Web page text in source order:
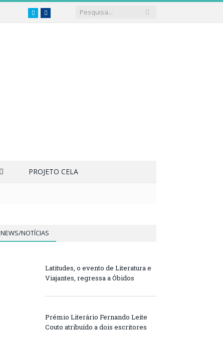
TwitterFacebook
PROJETO CELA
NEWS/NOTÍCIAS
Latitudes, o evento de Literatura e
Viajantes, regressa a Óbidos
Prémio Literário Fernando Leite
Couto atribuído a dois escritores